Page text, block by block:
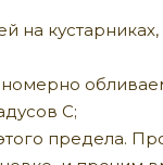
на
С;
предела.